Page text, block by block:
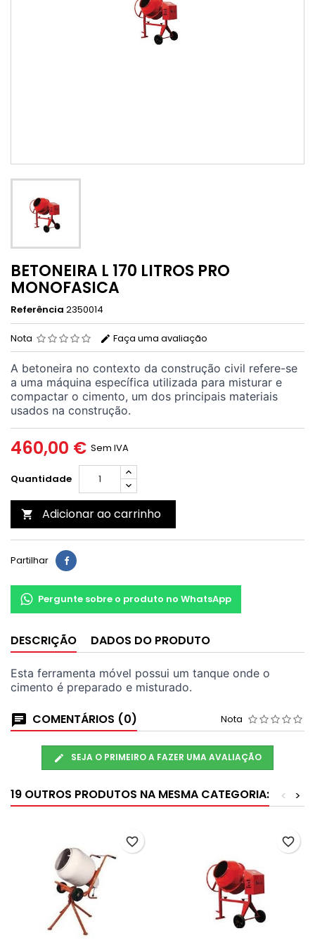
BETONEIRA L 170 LITROS PRO
MONOFASICA
Referência 2350014
Nota Faça uma avaliação
A betoneira no contexto da construção civil refere-se
a uma máquina específica utilizada para misturar e
compactar o cimento, um dos principais materiais
usados ​​na construção.
460,00 € Sem IVA
Quantidade
 Adicionar ao carrinho
Partilhar
Pergunte sobre o produto no WhatsApp
DESCRIÇÃO DADOS DO PRODUTO
Esta ferramenta móvel possui um tanque onde o
cimento é preparado e misturado.
COMENTÁRIOS (0) Nota
SEJA O PRIMEIRO A FAZER UMA AVALIAÇÃO
19 OUTROS PRODUTOS NA MESMA CATEGORIA: >
<
favorite_border favorite_border